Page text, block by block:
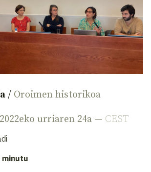
/ Oroimen historikoa
urriaren 24a — CEST